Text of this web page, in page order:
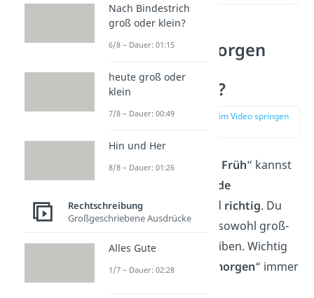
Wie wird „morgen
früh“ richtig
geschrieben?
zur Stelle im Video springen
Für „morgen früh / Früh“ kannst
Beide
Schreibweisen
sind richtig. Du
kannst „früh“ also sowohl groß-
als auch kleinschreiben. Wichtig
ist aber, dass du „
morgen“ immer
Nach Bindestrich
groß oder klein?
6/8 – Dauer: 01:15
heute groß oder
klein
7/8 – Dauer: 00:49
Hin und Her
8/8 – Dauer: 01:26
Rechtschreibung
Großgeschriebene Ausdrücke
Alles Gute
1/7 – Dauer: 02:28